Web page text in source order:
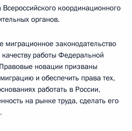
координационного
органов.
миграционное законодательство
работы Федеральной
новации призваны
и обеспечить права тех,
работать в России,
на рынке труда, сделать его